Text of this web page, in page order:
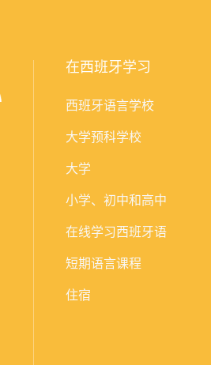
在西班牙学习
西班牙语言学校
大学预科学校
大学
小学、初中和高中
在线学习西班牙语
短期语言课程
住宿